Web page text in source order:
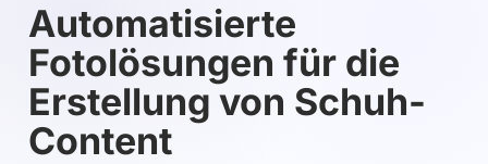
Automatisierte
Fotolösungen für die
Erstellung von Schuh-
Content